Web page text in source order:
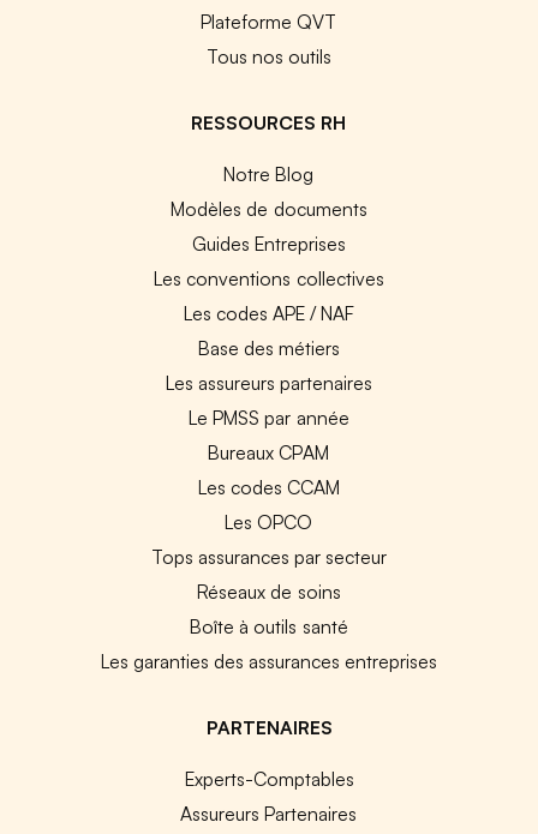
Plateforme QVT
Tous nos outils
RESSOURCES RH
Notre Blog
Modèles de documents
Guides Entreprises
Les conventions collectives
Les codes APE / NAF
Base des métiers
Les assureurs partenaires
Le PMSS par année
Bureaux CPAM
Les codes CCAM
Les OPCO
Tops assurances par secteur
Réseaux de soins
Boîte à outils santé
Les garanties des assurances entreprises
PARTENAIRES
Experts-Comptables
Assureurs Partenaires